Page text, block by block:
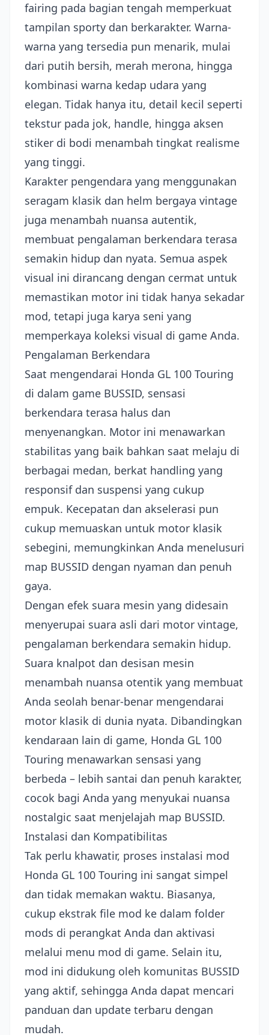
fairing pada bagian tengah memperkuat
tampilan sporty dan berkarakter. Warna-
warna yang tersedia pun menarik, mulai
dari putih bersih, merah merona, hingga
kombinasi warna kedap udara yang
elegan. Tidak hanya itu, detail kecil seperti
tekstur pada jok, handle, hingga aksen
stiker di bodi menambah tingkat realisme
yang tinggi.
Karakter pengendara yang menggunakan
seragam klasik dan helm bergaya vintage
juga menambah nuansa autentik,
membuat pengalaman berkendara terasa
semakin hidup dan nyata. Semua aspek
visual ini dirancang dengan cermat untuk
memastikan motor ini tidak hanya sekadar
mod, tetapi juga karya seni yang
memperkaya koleksi visual di game Anda.
Pengalaman Berkendara
Saat mengendarai Honda GL 100 Touring
di dalam game BUSSID, sensasi
berkendara terasa halus dan
menyenangkan. Motor ini menawarkan
stabilitas yang baik bahkan saat melaju di
berbagai medan, berkat handling yang
responsif dan suspensi yang cukup
empuk. Kecepatan dan akselerasi pun
cukup memuaskan untuk motor klasik
sebegini, memungkinkan Anda menelusuri
map BUSSID dengan nyaman dan penuh
gaya.
Dengan efek suara mesin yang didesain
menyerupai suara asli dari motor vintage,
pengalaman berkendara semakin hidup.
Suara knalpot dan desisan mesin
menambah nuansa otentik yang membuat
Anda seolah benar-benar mengendarai
motor klasik di dunia nyata. Dibandingkan
kendaraan lain di game, Honda GL 100
Touring menawarkan sensasi yang
berbeda – lebih santai dan penuh karakter,
cocok bagi Anda yang menyukai nuansa
nostalgic saat menjelajah map BUSSID.
Instalasi dan Kompatibilitas
Tak perlu khawatir, proses instalasi mod
Honda GL 100 Touring ini sangat simpel
dan tidak memakan waktu. Biasanya,
cukup ekstrak file mod ke dalam folder
mods di perangkat Anda dan aktivasi
melalui menu mod di game. Selain itu,
mod ini didukung oleh komunitas BUSSID
yang aktif, sehingga Anda dapat mencari
panduan dan update terbaru dengan
mudah.